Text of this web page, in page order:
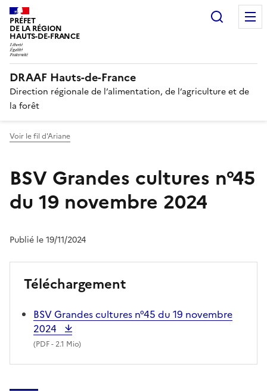
PRÉFET
DE LA RÉGION
HAUTS-DE-FRANCE
DRAAF Hauts-de-France
Direction régionale de l’alimentation, de l’agriculture et de
la forêt
Voir le fil d'Ariane
BSV Grandes cultures n°45
du 19 novembre 2024
Publié le 19/11/2024
Téléchargement
BSV Grandes cultures n°45 du 19 novembre
2024
(PDF- 2.1 Mio)